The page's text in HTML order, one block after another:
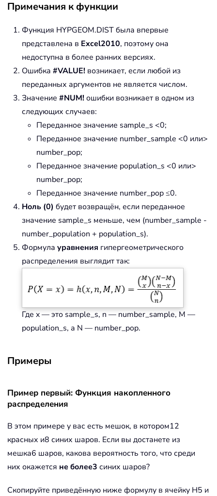
Примечания к функции
Функция HYPGEOM.DIST была впервые
представлена в Excel2010, поэтому она
недоступна в более ранних версиях.
Ошибка #VALUE! возникает, если любой из
переданных аргументов не является числом.
Значение #NUM!ошибки возникает в одном из
следующих случаев:
Переданное значение sample_s <0;
Переданное значение number_sample <0 или>
number_pop;
Переданное значение population_s <0 или>
number_pop;
Переданное значение number_pop ≤0.
Ноль (0) будет возвращён, если переданное
значение sample_s меньше, чем (number_sample -
number_population + population_s).
Формула уравнения гипергеометрического
распределения выглядит так:
Где x — это sample_s, n — number_sample, M —
population_s, а N — number_pop.
Примеры
Пример первый: Функция накопленного
распределения
В этом примере у вас есть мешок, в котором12
красных и8 синих шаров. Если вы достанете из
мешка6 шаров, какова вероятность того, что среди
них окажется не более3 синих шаров?
Скопируйте приведённую ниже формулу в ячейку H5 и